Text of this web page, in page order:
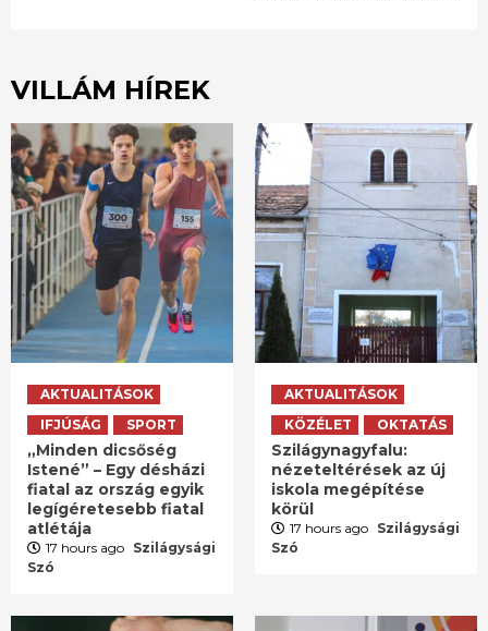
VILLÁM HÍREK
AKTUALITÁSOK
IFJÚSÁG
SPORT
„Minden dicsőség
Istené” – Egy désházi
fiatal az ország egyik
legígéretesebb fiatal
atlétája
17 hours ago Szilágysági
Szó
AKTUALITÁSOK
KÖZÉLET
OKTATÁS
Szilágynagyfalu:
nézeteltérések az új
iskola megépítése
körül
17 hours ago Szilágysági
Szó